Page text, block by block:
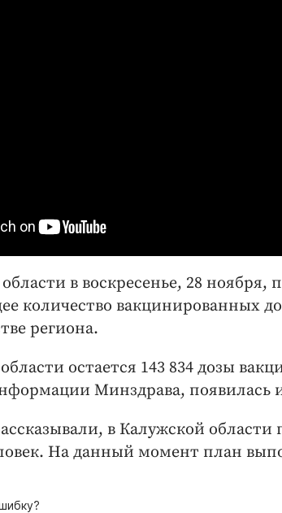
в воскресенье, 28 ноября,
количество вакцинированных
региона.
остается 143 834 дозы
Минздрава, появилась
в Калужской области
На данный момент план